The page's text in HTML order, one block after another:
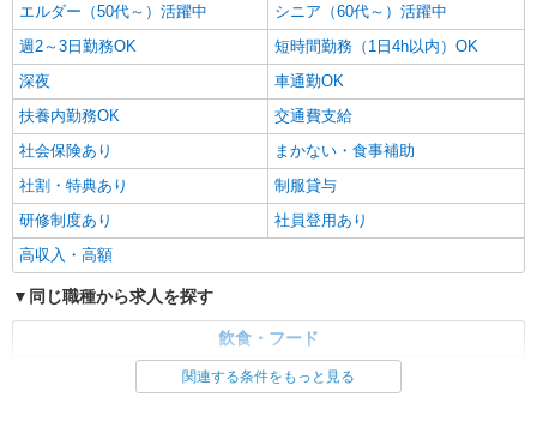
エルダー（50代～）活躍中
シニア（60代～）活躍中
週2～3日勤務OK
短時間勤務（1日4h以内）OK
深夜
車通勤OK
扶養内勤務OK
交通費支給
社会保険あり
まかない・食事補助
社割・特典あり
制服貸与
研修制度あり
社員登用あり
高収入・高額
同じ職種から求人を探す
飲食・フード
ファストフード・デリ
調理・調理補助・調理師
関連する条件をもっと見る